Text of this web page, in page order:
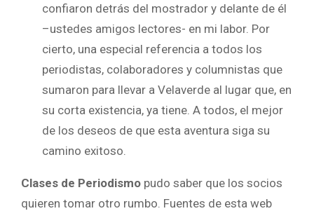
confiaron detrás del mostrador y delante de él
–ustedes amigos lectores- en mi labor. Por
cierto, una especial referencia a todos los
periodistas, colaboradores y columnistas que
sumaron para llevar a Velaverde al lugar que, en
su corta existencia, ya tiene. A todos, el mejor
de los deseos de que esta aventura siga su
camino exitoso.
Clases de Periodismo pudo saber que los socios
quieren tomar otro rumbo. Fuentes de esta web